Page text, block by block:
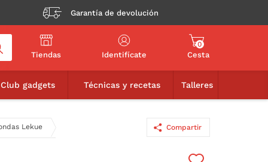
Garantía de devolución
Tiendas Identifícate
0
Cesta
Club gadgets Técnicas y recetas Talleres
Lekue Compartir